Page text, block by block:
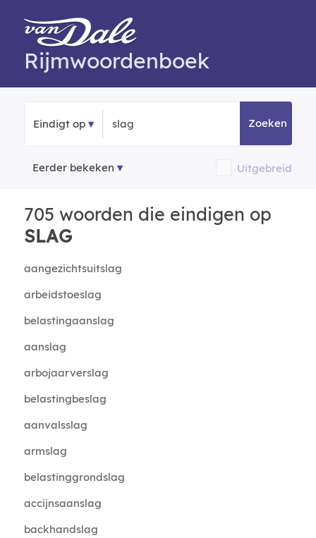
Rijmwoordenboek
Eindigt op Zoeken
Eerder bekeken Uitgebreid
705 woorden die eindigen op
SLAG
aangezichtsuitslag
arbeidstoeslag
belastingaanslag
aanslag
arbojaarverslag
belastingbeslag
aanvalsslag
armslag
belastinggrondslag
accijnsaanslag
backhandslag